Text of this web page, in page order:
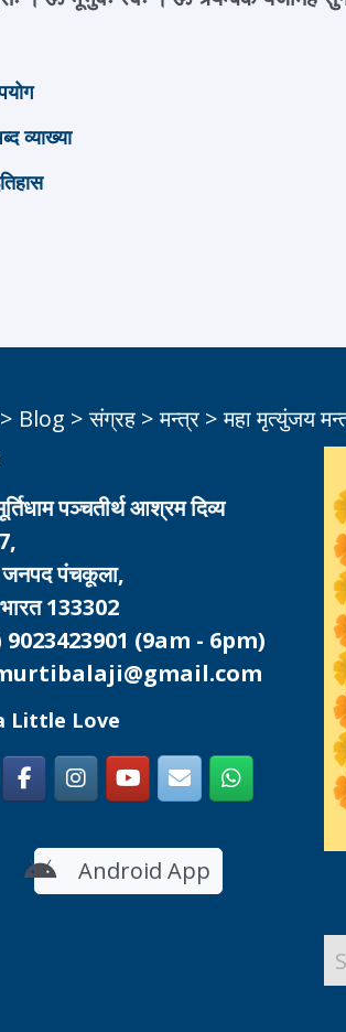
व्याख्या
> Blog >संग्रह >मन्त्र >महा मृत्युंजय
पञ्चतीर्थ आश्रम दिव्य
पंचकूला,
भारत 133302
9023423901 (9am - 6pm)
Little Love
Android App